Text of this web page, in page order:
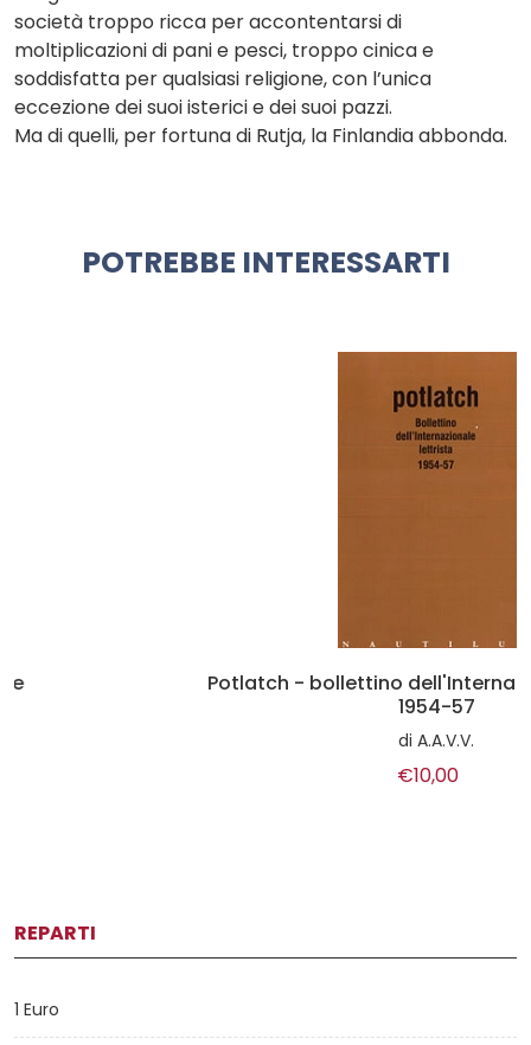
società troppo ricca per accontentarsi di
moltiplicazioni di pani e pesci, troppo cinica e
soddisfatta per qualsiasi religione, con l’unica
eccezione dei suoi isterici e dei suoi pazzi.
Ma di quelli, per fortuna di Rutja, la Finlandia abbonda.
POTREBBE INTERESSARTI
Potlatch - bollettino dell'Internazionale lettrista
REPARTI
1 Euro